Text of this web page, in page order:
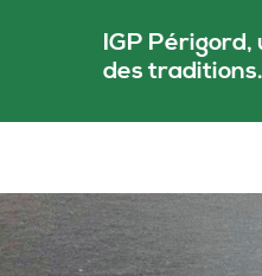
IGP
des traditions.